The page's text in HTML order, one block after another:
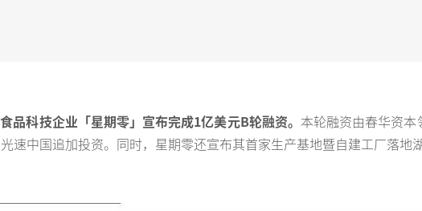
品科技企业「星期零」宣布完成1亿美元B轮融资。 本轮融资由春华资
速中国追加投资。同时，星期零还宣布其首家生产基地暨自建工厂落地